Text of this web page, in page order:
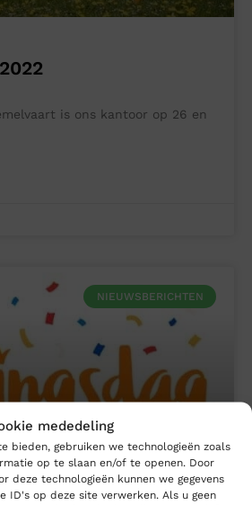
mededeling
bieden, gebruiken we technologieën zoals
op te slaan en/of te openen. Door
deze technologieën kunnen we gegevens
ID's op deze site verwerken. Als u geen
is ons kantoor op 26 en
NIEUWSBERICHTEN